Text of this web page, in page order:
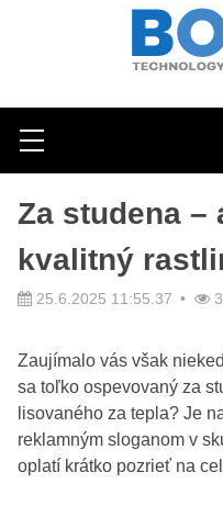
Hľadať
Menu
Za studena
kvalitný
25.6.2025 11:55.37
Zaujímalo vás však
sa toľko ospevovaný za
lisovaného za tepla? Je
reklamným sloganom v
oplatí krátko pozrieť na